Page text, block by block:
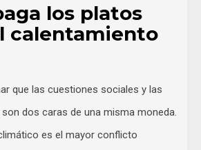
los platos
calentamiento
que las cuestiones sociales y las
dos caras de una misma moneda.
es el mayor conflicto